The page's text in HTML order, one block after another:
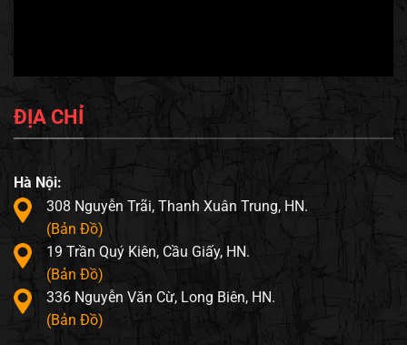
ĐỊA CHỈ
Hà Nội:
308 Nguyễn Trãi, Thanh Xuân Trung, HN.
(Bản Đồ)
19 Trần Quý Kiên, Cầu Giấy, HN.
(Bản Đồ)
336 Nguyễn Văn Cừ, Long Biên, HN.
(Bản Đồ)